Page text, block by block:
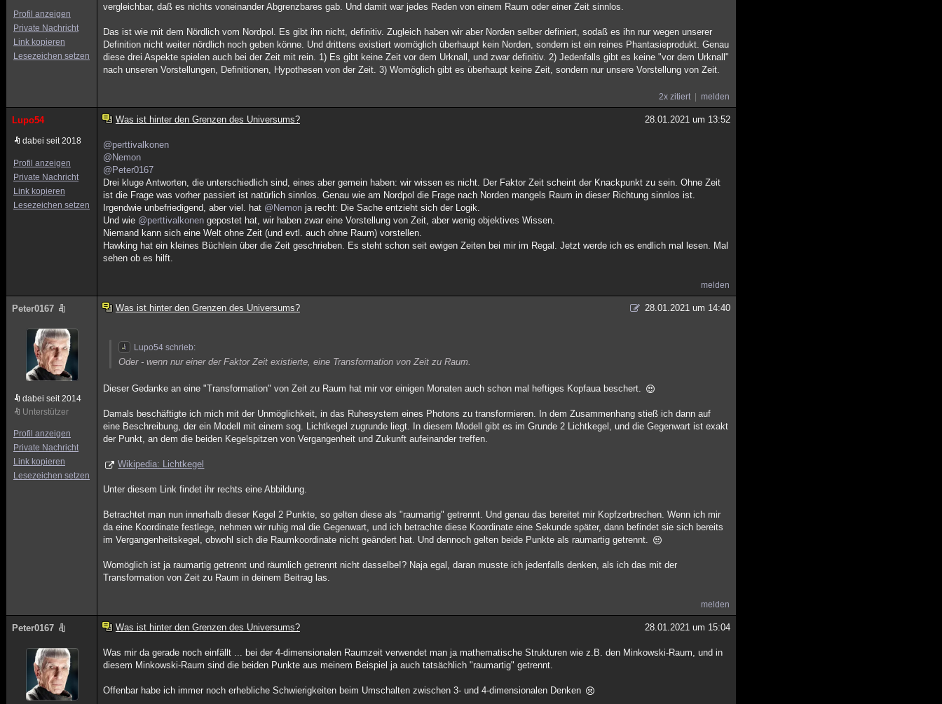
Profil anzeigen
Private Nachricht
Link kopieren
Lesezeichen setzen
vergleichbar, daß es nichts voneinander Abgrenzbares gab. Und damit war jedes Reden von einem Raum oder einer Zeit sinnlos.
Das ist wie mit dem Nördlich vom Nordpol. Es gibt ihn nicht, definitiv. Zugleich haben wir aber Norden selber definiert, sodaß es ihn nur wegen unserer
Definition nicht weiter nördlich noch geben könne. Und drittens existiert womöglich überhaupt kein Norden, sondern ist ein reines Phantasieprodukt. Genau
diese drei Aspekte spielen auch bei der Zeit mit rein. 1) Es gibt keine Zeit vor dem Urknall, und zwar definitiv. 2) Jedenfalls gibt es keine "vor dem Urknall"
nach unseren Vorstellungen, Definitionen, Hypothesen von der Zeit. 3) Womöglich gibt es überhaupt keine Zeit, sondern nur unsere Vorstellung von Zeit.
2x zitiert melden
Lupo54
dabei seit 2018
Profil anzeigen
Private Nachricht
Link kopieren
Lesezeichen setzen
Was ist hinter den Grenzen des Universums? 28.01.2021 um 13:52
@perttivalkonen
@Nemon
@Peter0167
Drei kluge Antworten, die unterschiedlich sind, eines aber gemein haben: wir wissen es nicht. Der Faktor Zeit scheint der Knackpunkt zu sein. Ohne Zeit
ist die Frage was vorher passiert ist natürlich sinnlos. Genau wie am Nordpol die Frage nach Norden mangels Raum in dieser Richtung sinnlos ist.
Irgendwie unbefriedigend, aber viel. hat @Nemon ja recht: Die Sache entzieht sich der Logik.
Und wie @perttivalkonen gepostet hat, wir haben zwar eine Vorstellung von Zeit, aber wenig objektives Wissen.
Niemand kann sich eine Welt ohne Zeit (und evtl. auch ohne Raum) vorstellen.
Hawking hat ein kleines Büchlein über die Zeit geschrieben. Es steht schon seit ewigen Zeiten bei mir im Regal. Jetzt werde ich es endlich mal lesen. Mal
sehen ob es hilft.
melden
Peter0167
dabei seit 2014
Unterstützer
Profil anzeigen
Private Nachricht
Link kopieren
Lesezeichen setzen
Was ist hinter den Grenzen des Universums? 28.01.2021 um 14:40
Lupo54 schrieb:
Oder - wenn nur einer der Faktor Zeit existierte, eine Transformation von Zeit zu Raum.
Dieser Gedanke an eine "Transformation" von Zeit zu Raum hat mir vor einigen Monaten auch schon mal heftiges Kopfaua beschert.
Damals beschäftigte ich mich mit der Unmöglichkeit, in das Ruhesystem eines Photons zu transformieren. In dem Zusammenhang stieß ich dann auf
eine Beschreibung, der ein Modell mit einem sog. Lichtkegel zugrunde liegt. In diesem Modell gibt es im Grunde 2 Lichtkegel, und die Gegenwart ist exakt
der Punkt, an dem die beiden Kegelspitzen von Vergangenheit und Zukunft aufeinander treffen.
Wikipedia: Lichtkegel
Unter diesem Link findet ihr rechts eine Abbildung.
Betrachtet man nun innerhalb dieser Kegel 2 Punkte, so gelten diese als "raumartig" getrennt. Und genau das bereitet mir Kopfzerbrechen. Wenn ich mir
da eine Koordinate festlege, nehmen wir ruhig mal die Gegenwart, und ich betrachte diese Koordinate eine Sekunde später, dann befindet sie sich bereits
im Vergangenheitskegel, obwohl sich die Raumkoordinate nicht geändert hat. Und dennoch gelten beide Punkte als raumartig getrennt.
Womöglich ist ja raumartig getrennt und räumlich getrennt nicht dasselbe!? Naja egal, daran musste ich jedenfalls denken, als ich das mit der
Transformation von Zeit zu Raum in deinem Beitrag las.
melden
Peter0167 Was ist hinter den Grenzen des Universums? 28.01.2021 um 15:04
Was mir da gerade noch einfällt ... bei der 4-dimensionalen Raumzeit verwendet man ja mathematische Strukturen wie z.B. den Minkowski-Raum, und in
diesem Minkowski-Raum sind die beiden Punkte aus meinem Beispiel ja auch tatsächlich "raumartig" getrennt.
Offenbar habe ich immer noch erhebliche Schwierigkeiten beim Umschalten zwischen 3- und 4-dimensionalen Denken